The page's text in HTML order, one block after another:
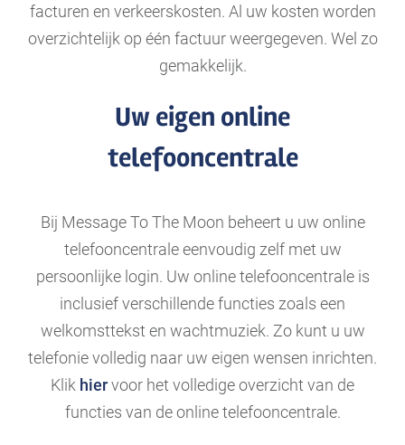
facturen en verkeerskosten. Al uw kosten worden
overzichtelijk op één factuur weergegeven. Wel zo
gemakkelijk.
Uw eigen online
telefooncentrale
Bij Message To The Moon beheert u uw online
telefooncentrale eenvoudig zelf met uw
persoonlijke login. Uw online telefooncentrale is
inclusief verschillende functies zoals een
welkomsttekst en wachtmuziek. Zo kunt u uw
telefonie volledig naar uw eigen wensen inrichten.
Klik hiervoor het volledige overzicht van de
functies van de online telefooncentrale.